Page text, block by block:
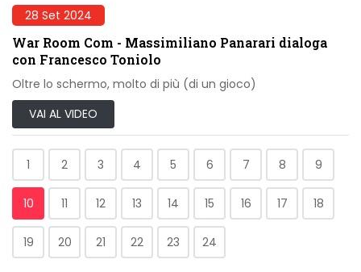
28 Set 2024
War Room Com - Massimiliano Panarari dialoga
con Francesco Toniolo
Oltre lo schermo, molto di più (di un gioco)
VAI AL VIDEO
1 2 3 4 5 6 7 8 9
10 11 12 13 14 15 16 17 18
19 20 21 22 23 24